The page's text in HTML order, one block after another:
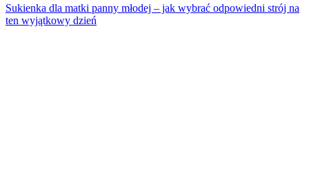
Sukienka dla matki panny młodej – jak wybrać odpowiedni strój na
ten wyjątkowy dzień